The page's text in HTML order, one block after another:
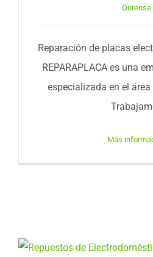
Ourense
Reparación de placas
REPARAPLACA es una
especializada en el
Más